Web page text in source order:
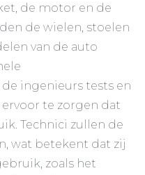
de motor en de
de wielen, stoelen
van de auto
ingenieurs tests en
te zorgen dat
Technici zullen de
wat betekent dat zij
zoals het